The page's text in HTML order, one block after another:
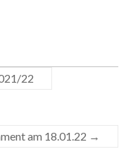
22
am 18.01.22 →